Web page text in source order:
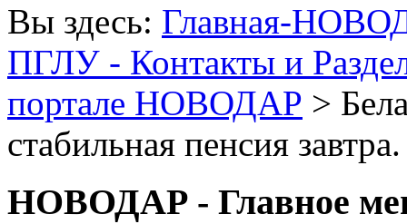
Вы здесь: Главная-
ПГЛУ - Контакты и
портале НОВОДАР >
стабильная пенсия
НОВОДАР - Главное